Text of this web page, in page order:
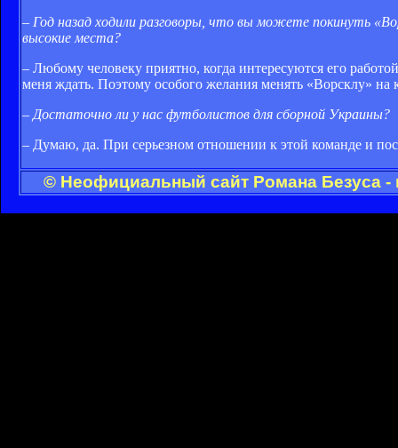
– Год назад ходили разговоры, что вы можете покинуть
высокие места?
– Любому человеку приятно, когда интересуются его
меня ждать. Поэтому особого желания менять «Ворсклу» на
– Достаточно ли у нас футболистов для сборной Украины?
– Думаю, да. При серьезном отношении к этой команде и
© Неофициальный сайт Романа Безуса -